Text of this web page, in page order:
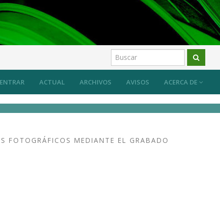
ACTUAL ARCHIVOS AVISOS ACERCA DE
ENTRAR
FOTOGRÁFICOS MEDIANTE EL GRABADO